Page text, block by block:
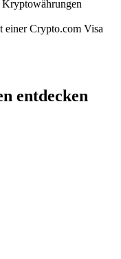
einer Crypto.com Visa
entdecken